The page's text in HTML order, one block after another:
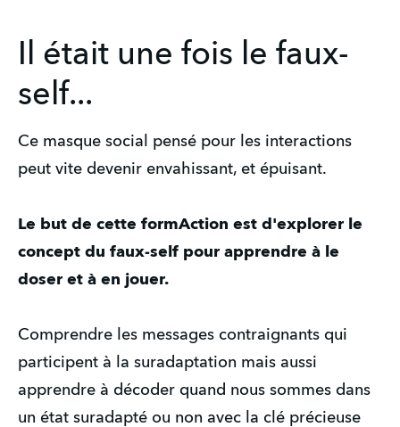
Il était une fois le faux-
self...
Ce masque social pensé pour les interactions
peut vite devenir envahissant, et épuisant.
Le but de cette formAction est d'explorer le
concept du faux-self pour apprendre à le
doser et à en jouer.
Comprendre les messages contraignants qui
participent à la suradaptation mais aussi
apprendre à décoder quand nous sommes dans
un état suradapté ou non avec la clé précieuse